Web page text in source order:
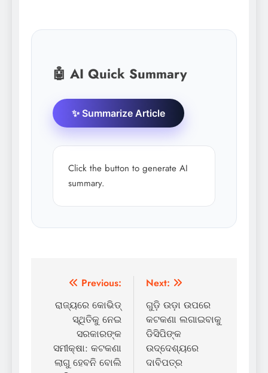
🤖 AI Quick Summary
✨ Summarize Article
Click the button to generate AI
summary.
Post
navigation
Previous:
ରାଜ୍ୟରେ କୋଭିଡ୍
ସ୍ଥିତିକୁ ନେଇ
ସରକାରଙ୍କ
ସମୀକ୍ଷା: କଟକଣା
ଲାଗୁ ହେବନି ବୋଲି
Next:
ଗୁଡ଼ି ଉଡ଼ା ଉପରେ
କଟକଣା ଲଗାଇବାକୁ
ଡିସିପିଙ୍କ
ଉଦ୍ଦେଶ୍ୟରେ
ଦାବିପତ୍ର